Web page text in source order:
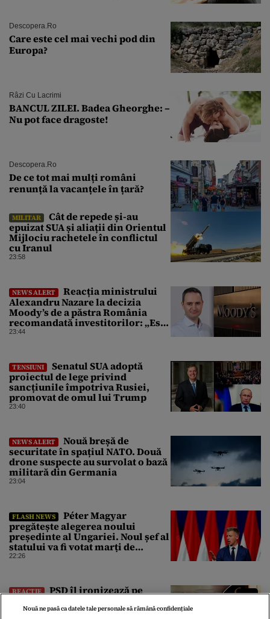
Descopera.ro
Care este cel mai vechi pod din
Europa?
Râzi Cu Lacrimi
BANCUL ZILEI. Badea Gheorghe: –
Nu pot face dragoste!
Descopera.ro
De ce tot mai mulți români
renunță la vacanțele în țară?
MILITAR
Cât de repede și-au
epuizat SUA și aliații din Orientul
Mijlociu rachetele în conflictul
cu Iranul
23:58
NEWS ALERT
Reacția ministrului
Alexandru Nazare la decizia
Moody’s de a păstra România
recomandată investitorilor: „Este
un răgaz, dar în niciun caz un
23:44
TENSIUNI
Senatul SUA adoptă
proiectul de lege privind
sancțiunile împotriva Rusiei,
promovat de omul lui Trump
23:40
NEWS ALERT
Nouă breșă de
securitate în spațiul NATO. Două
drone suspecte au survolat o bază
militară din Germania
23:04
FLASH NEWS
Péter Magyar
pregătește alegerea noului
președinte al Ungariei. Noul șef al
statului va fi votat marți de
Parlament
22:26
REACȚIE
PSD îl ironizează pe
duce la Bruxelles să negocieze
Nouă ne pasă ca datele tale personale să rămână confidențiale